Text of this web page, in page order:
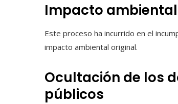
Impacto
Este proceso ha incurrido en el
impacto ambiental original.
Ocultación de los
públicos